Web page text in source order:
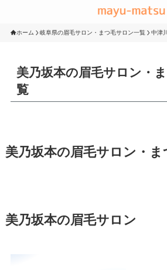
ホーム 岐阜県の眉毛サロン・まつ毛サロン一覧 中津
美乃坂本の眉毛サロン・
覧
美乃坂本の眉毛サロン・
美乃坂本の眉毛サロン